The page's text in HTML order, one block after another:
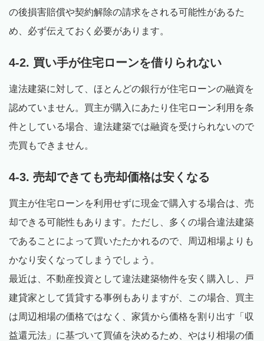
の後損害賠償や契約解除の請求をされる可能性があるた
め、必ず伝えておく必要があります。
4-2. 買い手が住宅ローンを借りられない
違法建築に対して、ほとんどの銀行が住宅ローンの融資を
認めていません。買主が購入にあたり住宅ローン利用を条
件としている場合、違法建築では融資を受けられないので
売買もできません。
4-3. 売却できても売却価格は安くなる
買主が住宅ローンを利用せずに現金で購入する場合は、売
却できる可能性もあります。ただし、多くの場合違法建築
であることによって買いたたかれるので、周辺相場よりも
かなり安くなってしまうでしょう。
最近は、不動産投資として違法建築物件を安く購入し、戸
建貸家として賃貸する事例もありますが、この場合、買主
は周辺相場の価格ではなく、家賃から価格を割り出す「収
益還元法」に基づいて買値を決めるため、やはり相場の価